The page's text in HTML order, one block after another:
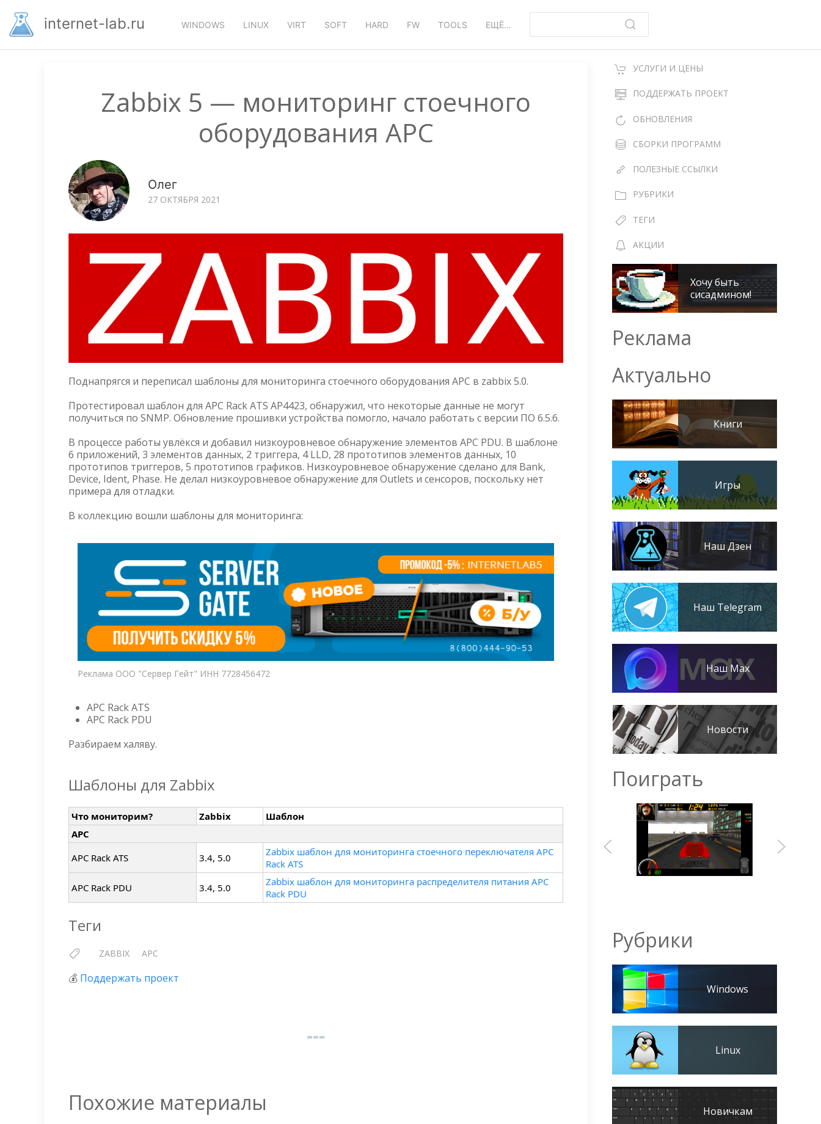
основномуinternet-lab.ru WINDOWS LINUX VIRT SOFT HARD FW TOOLS ЕЩЁ…
Zabbix 5 — мониторинг стоечного
оборудования APC
Олег
27 ОКТЯБРЯ 2021
Поднапрягся и переписал шаблоны для мониторинга стоечного оборудования APC в zabbix 5.0.
Протестировал шаблон для APC Rack ATS AP4423, обнаружил, что некоторые данные не могут
получиться по SNMP. Обновление прошивки устройства помогло, начало работать с версии ПО 6.5.6.
В процессе работы увлёкся и добавил низкоуровневое обнаружение элементов APC PDU. В шаблоне
6 приложений, 3 элементов данных, 2 триггера, 4 LLD, 28 прототипов элементов данных, 10
прототипов триггеров, 5 прототипов графиков. Низкоуровневое обнаружение сделано для Bank,
Device, Ident, Phase. Не делал низкоуровневое обнаружение для Outlets и сенсоров, поскольку нет
примера для отладки.
В коллекцию вошли шаблоны для мониторинга:
Реклама ООО "Сервер Гейт" ИНН 7728456472
APC Rack ATS
APC Rack PDU
Разбираем халяву.
Шаблоны для Zabbix
Что мониторим? Zabbix
Шаблон
APC
APC Rack ATS
3.4, 5.0
Zabbix шаблон для мониторинга стоечного переключателя APC
Rack ATS
APC Rack PDU
3.4, 5.0
Zabbix шаблон для мониторинга распределителя питания APC
Rack PDU
Теги
ZABBIX APC
💰 Поддержать проект
Похожие материалы
УСЛУГИ И ЦЕНЫ
ПОДДЕРЖАТЬ ПРОЕКТ
ОБНОВЛЕНИЯ
СБОРКИ ПРОГРАММ
ПОЛЕЗНЫЕ ССЫЛКИ
РУБРИКИ
ТЕГИ
АКЦИИ
Хочу быть
сисадмином!
Реклама
Актуально
Книги
Игры
Наш Дзен
Наш Telegram
Наш Max
Новости
Поиграть
Рубрики
Windows
Linux
Новичкам